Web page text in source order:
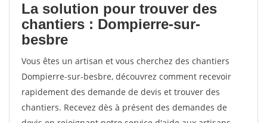
La solution pour trouver des
chantiers : Dompierre-sur-
besbre
Vous êtes un artisan et vous cherchez des chantiers
Dompierre-sur-besbre, découvrez comment recevoir
rapidement des demande de devis et trouver des
chantiers. Recevez dès à présent des demandes de